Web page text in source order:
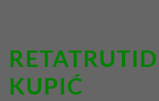
KUPIĆ